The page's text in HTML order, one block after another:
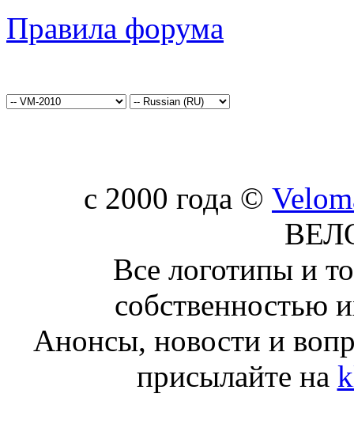
Правила форума
c 2000 года ©
Все логотипы и
собственностью
Анонсы, новости и
присылайте на